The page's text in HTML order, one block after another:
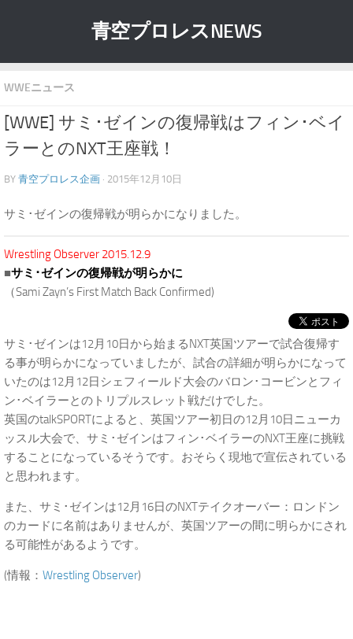
青空プロレスNEWS
WWEニュース
[WWE] サミ･ゼインの復帰戦はフィン･ベイ
ラーとのNXT王座戦！
BY 青空プロレス企画 · 2015年12月10日
サミ･ゼインの復帰戦が明らかになりました。
Wrestling Observer 2015.12.9
■サミ･ゼインの復帰戦が明らかに
（Sami Zayn’s First Match Back Confirmed)
サミ･ゼインは12月10日から始まるNXT英国ツアーで試合復帰す
る事が明らかになっていましたが、試合の詳細が明らかになって
いたのは12月12日シェフィールド大会のバロン･コービンとフィ
ン･ベイラーとのトリプルスレット戦だけでした。
英国のtalkSPORTによると、英国ツアー初日の12月10日ニューカ
ッスル大会で、サミ･ゼインはフィン･ベイラーのNXT王座に挑戦
することになっているそうです。おそらく現地で宣伝されている
と思われます。
また、サミ･ゼインは12月16日のNXTテイクオーバー：ロンドン
のカードに名前はありませんが、英国ツアーの間に明らかにされ
る可能性があるようです。
(情報： Wrestling Observer)